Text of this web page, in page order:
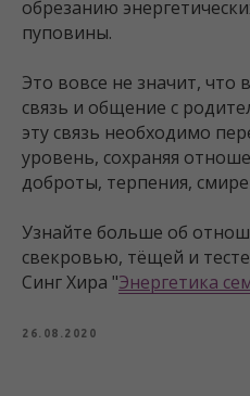
обрезанию
пуповины.
Это вовсе не значит, что
связь и общение с
эту связь необходимо
уровень, сохраняя
доброты, терпения,
Узнайте больше об
свекровью, тёщей и
Синг Хира "Энергетика
26.08.2020